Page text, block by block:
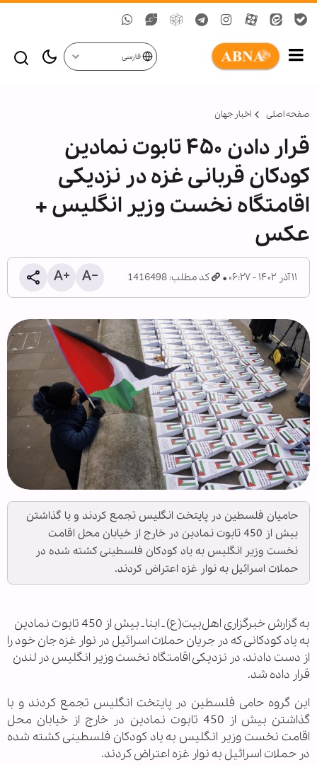
فارسی
صفحه اصلی اخبار جهان
قرار دادن ۴۵۰ تابوت نمادین
کودکان قربانی غزه در نزدیکی
اقامتگاه نخست وزیر انگلیس +
عکس
۱۱ آذر ۱۴۰۲ - ۰۶:۲۷ کد مطلب: 1416498
حامیان فلسطین در پایتخت انگلیس تجمع کردند و با گذاشتن
بیش از 450 تابوت نمادین در خارج از خیابان محل اقامت
نخست وزیر انگلیس به یاد کودکان فلسطینی کشته شده در
حملات اسرائیل به نوار غزه اعتراض کردند.
به گزارش خبرگزاری اهل‌بیت(ع) ـ ابنا ـ بیش از 450 تابوت نمادین
به یاد کودکانی که در جریان حملات اسرائیل در نوار غزه جان خود را
از دست دادند، در نزدیکی اقامتگاه نخست وزیر انگلیس در لندن
قرار داده شد.
این گروه حامی فلسطین در پایتخت انگلیس تجمع کردند و با
گذاشتن بیش از 450 تابوت نمادین در خارج از خیابان محل
اقامت نخست وزیر انگلیس به یاد کودکان فلسطینی کشته شده
در حملات اسرائیل به نوار غزه اعتراض کردند.